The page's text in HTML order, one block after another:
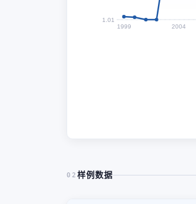
1.01
1999
2004
02 样例数据